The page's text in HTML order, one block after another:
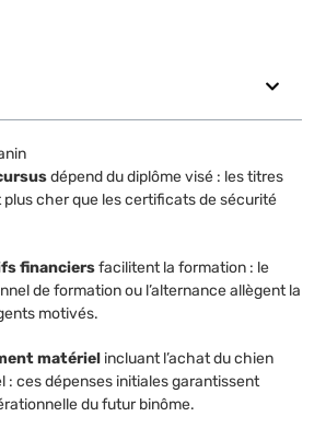
dépend du diplôme visé : les titres
plus cher que les certificats de sécurité
financiersfacilitent la formation : le
de formation ou l’alternance allègent la
motivés.
matériel incluant l’achat du chien
: ces dépenses initiales garantissent
du futur binôme.